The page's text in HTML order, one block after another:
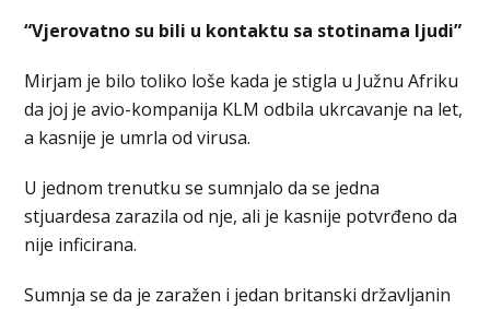
“Vjerovatno su bili u kontaktu sa stotinama ljudi”
Mirjam je bilo toliko loše kada je stigla u Južnu Afriku
da joj je avio-kompanija KLM odbila ukrcavanje na let,
a kasnije je umrla od virusa.
U jednom trenutku se sumnjalo da se jedna
stjuardesa zarazila od nje, ali je kasnije potvrđeno da
nije inficirana.
Sumnja se da je zaražen i jedan britanski državljanin